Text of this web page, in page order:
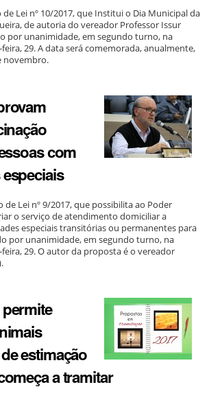
Lei nº 10/2017, que Institui o Dia Municipal da
de autoria do vereador Professor Issur
por unanimidade, em segundo turno, na
29. A data será comemorada, anualmente,
novembro.
com
de Lei nº 9/2017, que possibilita ao Poder
o serviço de atendimento domiciliar a
especiais transitórias ou permanentes para
por unanimidade, em segundo turno, na
29. O autor da proposta é o vereador
estimação
a tramitar